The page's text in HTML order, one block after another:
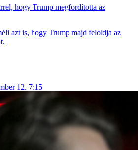
hogy Trump megfordította az
azt is, hogy Trump majd feloldja az
12. 7:15